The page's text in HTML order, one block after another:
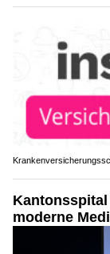
moderne